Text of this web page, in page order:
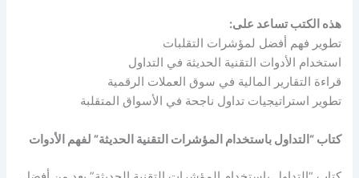
هذه الكتب تساعد على:
تطوير فهم أفضل لمؤشرات التقلبات
استخدام الأدوات التقنية الحديثة في التداول
قراءة التقارير المالية في سوق العملات الرقمية
تطوير استراتيجيات تداول ناجحة في الأسواق المتقلبة
كتاب “التداول باستخدام المؤشرات التقنية الحديثة” لفهم الأدوات